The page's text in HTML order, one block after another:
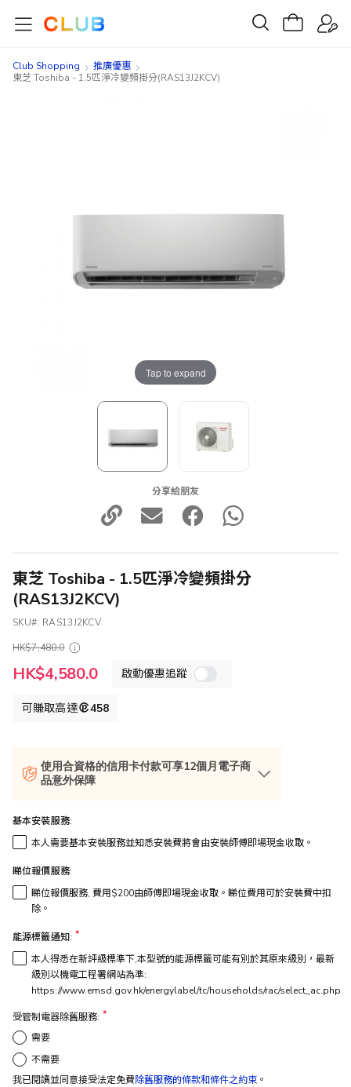
Club Shopping
推廣優惠
東芝 Toshiba - 1.5匹淨冷變頻掛分(RAS13J2KCV)
Tap to expand
分享給朋友
東芝 Toshiba - 1.5匹淨冷變頻掛分
(RAS13J2KCV)
SKU
RAS13J2KCV
HK$7,480.0
特
殊
HK$4,580.0 啟動優惠追蹤
可賺取高達 458
使用合資格的信用卡付款可享12個月電子商
品意外保障
基本安裝服務:
本人需要基本安裝服務並知悉安裝費將會由安裝師傅即場現金收取。
睇位報價服務:
睇位報價服務, 費用$200由師傅即場現金收取。睇位費用可於安裝費中扣
除。
能源標籤通知:
本人得悉在新評級標準下,本型號的能源標籤可能有別於其原來級別，最新
級別以機電工程署網站為準:
https://www.emsd.gov.hk/energylabel/tc/households/rac/select_ac.php
受管制電器除舊服務:
需要
不需要
我已閱讀並同意接受法定免費除舊服務的條款和條件之約束 。